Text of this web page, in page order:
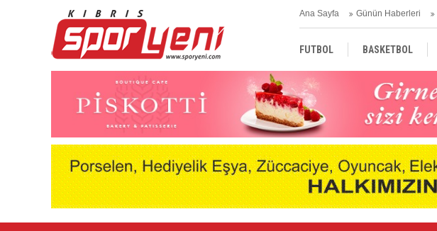
Ana Sayfa Günün Haberleri
FUTBOL BASKETBOL
TÜRKİYE AVRUPA